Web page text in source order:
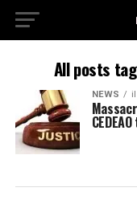
All posts
NEWS